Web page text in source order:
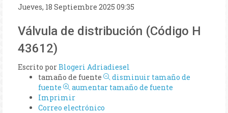
Jueves, 18 Septiembre 2025 09:35
Válvula de distribución (Código H
43612)
Escrito porBlogeri Adriadiesel
tamaño de fuente
disminuir tamaño de
fuente
aumentar tamaño de fuente
Imprimir
Correo electrónico